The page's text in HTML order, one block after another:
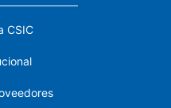
CSIC